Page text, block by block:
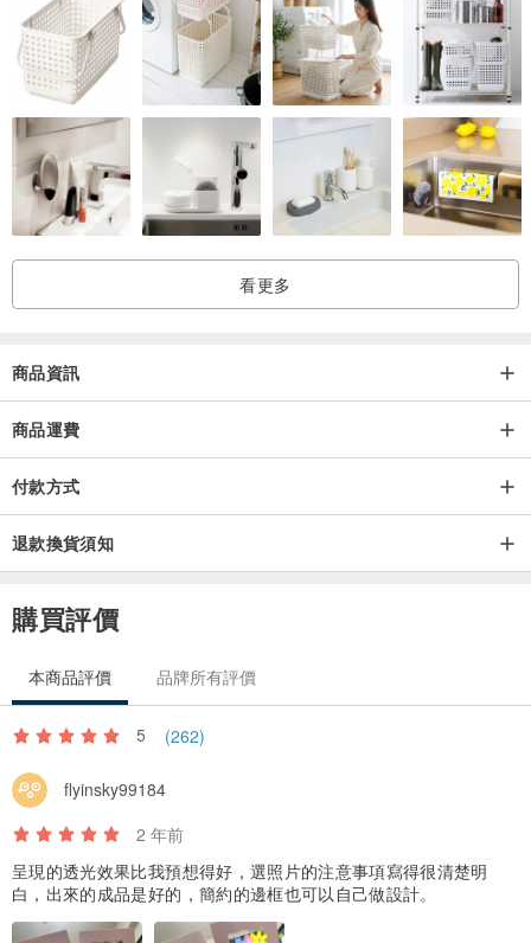
記得先將照片裁切成正方形哦！
照片裁切成正方形示範( iOS NoCrop )
用手機內建相片軟體做適度的裁切或調整正方形 ,
也可以像 " 美圖有方 " 或 NO Crop APP 做成正方形！
照片選擇 : 1. 人物較近 2. 拍攝物較大 3.填滿【正方形】▉ 影像==>
效果較好 。
** 照片如果不好裁切 ,
看更多
商品資訊
商品運費
付款方式
退款換貨須知
購買評價
本商品評價 品牌所有評價
5 (262)
flyinsky99184
2 年前
呈現的透光效果比我預想得好，選照片的注意事項寫得很清楚明
白，出來的成品是好的，簡約的邊框也可以自己做設計。